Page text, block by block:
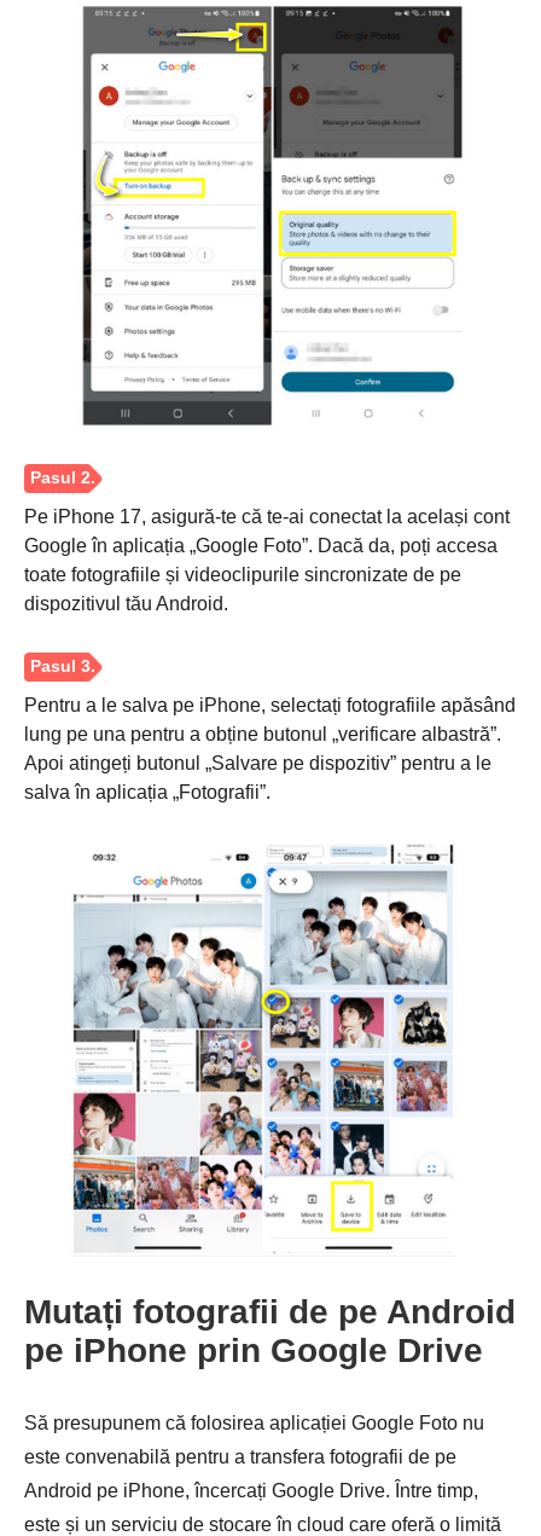
Pasul 1.
Pe iPhone 17, asigură-te că te-ai conectat la același cont
Google în aplicația „Google Foto”. Dacă da, poți accesa
toate fotografiile și videoclipurile sincronizate de pe
dispozitivul tău Android.
Pentru a le salva pe iPhone, selectați fotografiile apăsând
lung pe una pentru a obține butonul „verificare albastră”.
Apoi atingeți butonul „Salvare pe dispozitiv” pentru a le
salva în aplicația „Fotografii”.
Mutați fotografii de pe Android
pe iPhone prin Google Drive
Să presupunem că folosirea aplicației Google Foto nu
este convenabilă pentru a transfera fotografii de pe
Android pe iPhone, încercați Google Drive. Între timp,
este și un serviciu de stocare în cloud care oferă o limită